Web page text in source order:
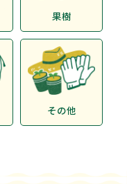
果樹
その他